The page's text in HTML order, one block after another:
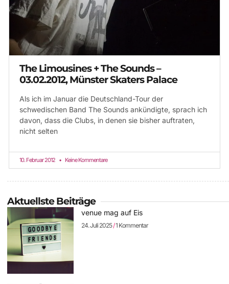
The Limousines + The Sounds –
03.02.2012, Münster Skaters Palace
Als ich im Januar die Deutschland-Tour der
schwedischen Band The Sounds ankündigte, sprach ich
davon, dass die Clubs, in denen sie bisher auftraten,
nicht selten
10. Februar 2012 Keine Kommentare
Aktuellste Beiträge
venue mag auf Eis
24. Juli 2025 1 Kommentar